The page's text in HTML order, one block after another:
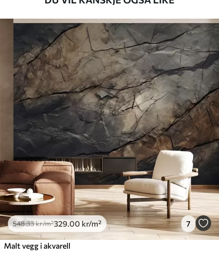
Tilgjengelige materialer
Standard
548.33 329.00kr /m²
Premium
665.00 399.00kr /m²
Premium vinyl
650 .00 /m²
Peel and Stick
925.00 .00 /m²
548.33kr/m²329 .00 kr/m² 7
Malt vegg i akvarell